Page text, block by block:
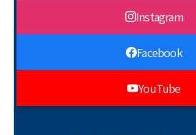
Instagram
Facebook
YouTube